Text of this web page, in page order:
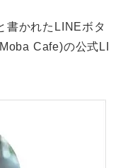
書かれたLINEボタ
Cafe)の公式LI